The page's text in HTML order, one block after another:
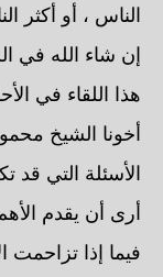
الناس ، أو أكثر
إن شاء الله في
هذا اللقاء في
أخونا الشيخ
الأسئلة التي قد
أرى أن يقدم
فيما إذا تزاحمت